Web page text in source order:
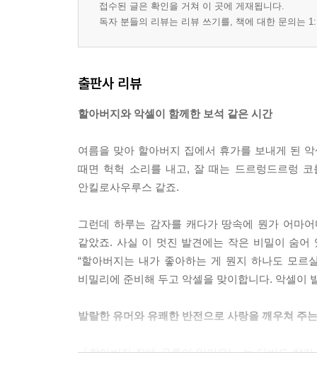
접수된 글은 확인을 거쳐 이 곳에 게재됩니다.
독자 분들의 리뷰는 리뷰 쓰기를, 책에 대한 문의는
출판사 리뷰
할아버지와 악셀이 함께한 보석 같은 시간
여름을 맞아 할아버지 집에서 휴가를 보내게 된
때면 헉헉 소리를 내고, 잘 때는 드르렁드르렁
안킬로사우루스 같죠.
그런데 하루는 감자를 캐다가 땅속에 뭔가 어마
같았죠. 사실 이 멋진 발견에는 작은 비밀이 숨어
“할아버지는 내가 좋아하는 게 뭔지 하나도 모르
비밀리에 준비해 두고 악셀을 맞이합니다. 악셀이
발랄한 유머와 유쾌한 반전으로 사랑을 깨우쳐 주
『할아버지 집에 공룡이 있어요!』는 다비드 칼